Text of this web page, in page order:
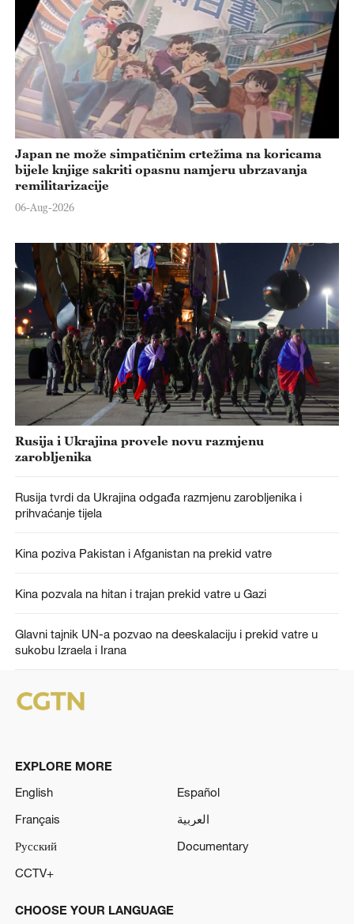
Japan ne može simpatičnim crtežima na koricama
bijele knjige sakriti opasnu namjeru ubrzavanja
remilitarizacije
06-Aug-2026
Rusija i Ukrajina provele novu razmjenu
zarobljenika
Rusija tvrdi da Ukrajina odgađa razmjenu zarobljenika i
prihvaćanje tijela
Kina poziva Pakistan i Afganistan na prekid vatre
Kina pozvala na hitan i trajan prekid vatre u Gazi
Glavni tajnik UN-a pozvao na deeskalaciju i prekid vatre u
sukobu Izraela i Irana
EXPLORE MORE
English
Español
Français
العربية
Русский
Documentary
CCTV+
CHOOSE YOUR LANGUAGE